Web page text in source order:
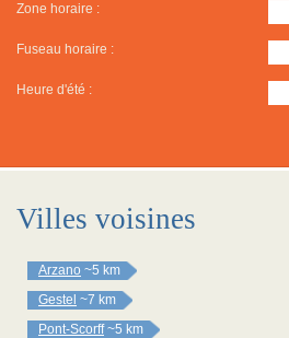
Zone horaire :
Fuseau horaire :
Heure d'été :
Villes voisines
Arzano ~5 km
Gestel ~7 km
Pont-Scorff ~5 km